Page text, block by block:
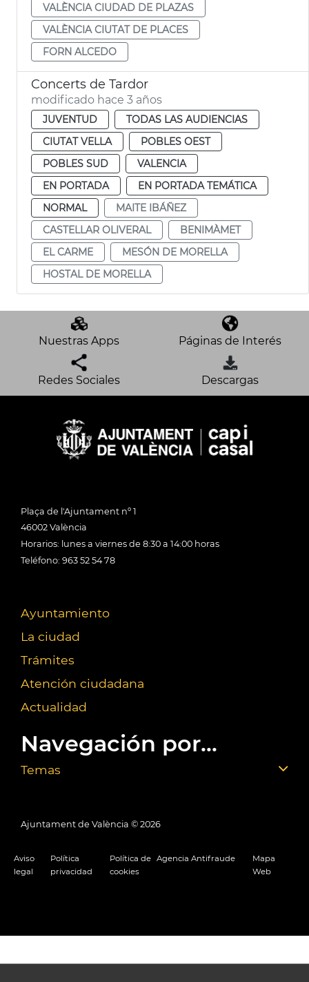
VALÈNCIA CIUDAD DE PLAZAS
VALÈNCIA CIUTAT DE PLACES
FORN ALCEDO
Concerts de Tardor
modificado hace 3 años
JUVENTUD
TODAS LAS AUDIENCIAS
CIUTAT VELLA
POBLES OEST
POBLES SUD
VALENCIA
EN PORTADA
EN PORTADA TEMÁTICA
NORMAL
MAITE IBÁÑEZ
CASTELLAR OLIVERAL
BENIMÀMET
EL CARME
MESÓN DE MORELLA
HOSTAL DE MORELLA
Nuestras Apps Páginas de Interés
Redes Sociales Descargas
Plaça de l'Ajuntament nº 1
46002 València
Horarios: lunes a viernes de 8:30 a 14:00 horas
Teléfono: 963 52 54 78
Ayuntamiento
La ciudad
Trámites
Atención ciudadana
Actualidad
Navegación por...
Temas
Ajuntament de València © 2026
Aviso
legal
Política
privacidad
Política de
cookies
Agencia Antifraude
Mapa
Web